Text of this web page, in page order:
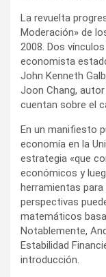
La revuelta
Moderación» de
2008. Dos
economista
John Kenneth
Joon Chang,
cuentan sobre el
En un manifiesto
economía en la
estrategia «que
económicos y
herramientas
perspectivas
matemáticos
Notablemente,
Estabilidad
introducción.